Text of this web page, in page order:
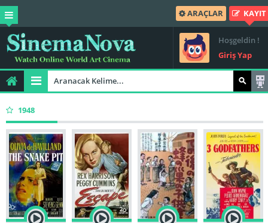
ARAÇLAR KAYIT
Hoşgeldin !
Giriş Yap
1948